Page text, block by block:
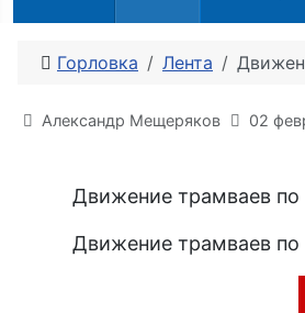
Горловка Лента
Информация о материале
Александр Мещеряков 02
Движение трамваев
Движение трамваев